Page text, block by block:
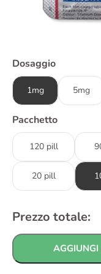
Dosaggio
1mg 5mg
Pacchetto
120 pill
20 pill
Prezzo totale:
AGGIUNGI